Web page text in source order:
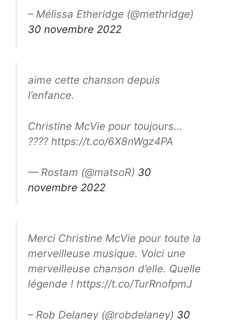
– Mélissa Etheridge (@methridge)
30 novembre 2022
aime cette chanson depuis
l’enfance.
Christine McVie pour toujours…
????️ https://t.co/6X8nWgz4PA
— Rostam (@matsoR) 30
novembre 2022
Merci Christine McVie pour toute la
merveilleuse musique. Voici une
merveilleuse chanson d’elle. Quelle
légende ! https://t.co/TurRnofpmJ
– Rob Delaney (@robdelaney) 30